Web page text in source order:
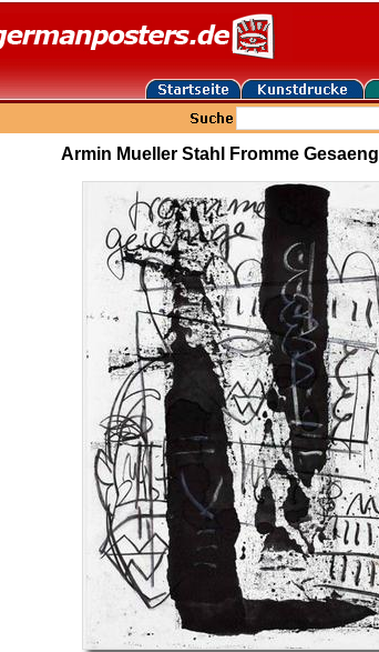
Armin Mueller Stahl Fromme